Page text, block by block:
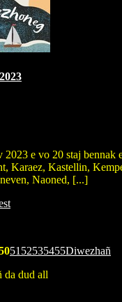
2023 e vo 20 staj bennak
Karaez, Kastellin,
Naoned, [...]
51 52535455Diwezhañ
da dud all